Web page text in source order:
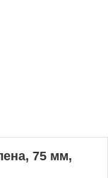
75 мм,